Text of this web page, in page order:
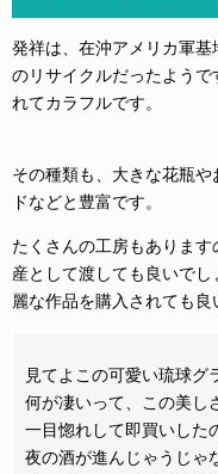
発祥は、在沖アメリカ軍
のリサイクルだったよう
れてカラフルです。
その種類も、大きな花瓶
ドなどと豊富です。
たくさんの工房もありま
産として渡しても良いで
麗な作品を購入されても良
見てよこの可愛い琉球グ
何が凄いって、この美し
一目惚れして即買いした
夜の酒が進んじゃうじゃ